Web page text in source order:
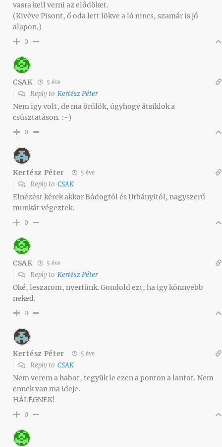
vasra kell verni az elődöket.
(Kivéve Pisont, ő oda lett lökve a ló nincs, szamár is jó
alapon.)
0
CSAK 5 éve
Reply to Kertész Péter
Nem igy volt, de ma örülök, úgyhogy átsiklok a
csúsztatáson. :-)
0
Kertész Péter 5 éve
Reply to CSAK
Elnézést kérek akkor Bódogtól és Urbányitól, nagyszerű
munkát végeztek.
0
CSAK 5 éve
Reply to Kertész Péter
Oké, leszarom, nyertünk. Gondold ezt, ha igy könnyebb
neked.
0
Kertész Péter 5 éve
Reply to CSAK
Nem verem a habot, tegyük le ezen a ponton a lantot. Nem
ennek van ma ideje.
HÁLÉGNEK!
0